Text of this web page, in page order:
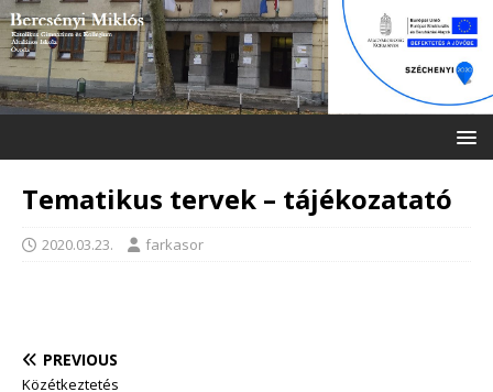
Tematikus tervek – tájékozatató
2020.03.23. farkasor
PREVIOUS
Közétkeztetés